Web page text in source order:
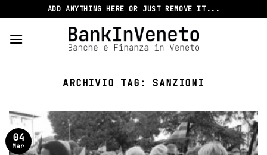
to
content
ADD ANYTHING HERE OR JUST REMOVE IT...
ARCHIVIO TAG:SANZIONI
04
Mar